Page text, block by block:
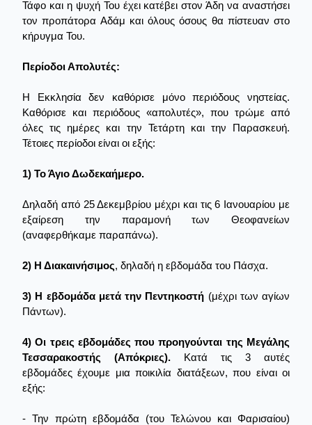
Τάφο και η ψυχή Του έχει κατέβει στον Άδη να αναστήσει
τον προπάτορα Αδάμ και όλους όσους θα πίστευαν στο
κήρυγμα Του.
Περίοδοι Απολυτές:
Η Εκκλησία δεν καθόρισε μόνο περιόδους νηστείας.
Καθόρισε και περιόδους «απολυτές», που τρώμε από
όλες τις ημέρες και την Τετάρτη και την Παρασκευή.
Τέτοιες περίοδοι είναι οι εξής:
1) Το Άγιο Δωδεκαήμερο.
Δηλαδή από 25 Δεκεμβρίου μέχρι και τις 6 Ιανουαρίου με
εξαίρεση την παραμονή των Θεοφανείων
(αναφερθήκαμε παραπάνω).
2) Η Διακαινήσιμος, δηλαδή η εβδομάδα του Πάσχα.
3) Η εβδομάδα μετά την Πεντηκοστή (μέχρι των αγίων
Πάντων).
4) Οι τρεις εβδομάδες που προηγούνται της Μεγάλης
Τεσσαρακοστής (Απόκριες). Κατά τις 3 αυτές
εβδομάδες έχουμε μια ποικιλία διατάξεων, που είναι οι
εξής:
- Την πρώτη εβδομάδα (του Τελώνου και Φαρισαίου)